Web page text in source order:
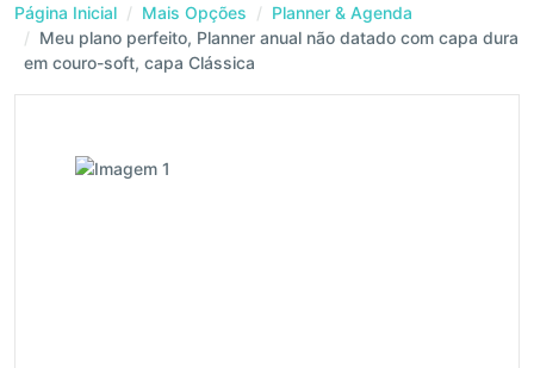
Página Inicial Mais Opções
Planner & Agenda
Meu plano perfeito, Planner anual não datado com capa dura
em couro-soft, capa Clássica